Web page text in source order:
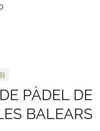
PÀDEL DE
BALEARS